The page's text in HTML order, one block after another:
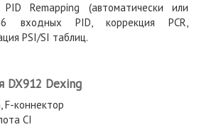
PID Remapping (автоматически или
PID, коррекция PCR,
PSI/SI таблиц.
DX912 Dexing
коннектор
CI